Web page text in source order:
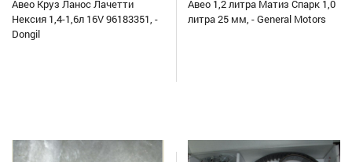
Авео Круз Ланос Лачетти
Нексия 1,4-1,6л 16V 96183351, -
Dongil
Авео 1,2 литра Матиз Спарк 1,0
литра 25 мм, - General Motors